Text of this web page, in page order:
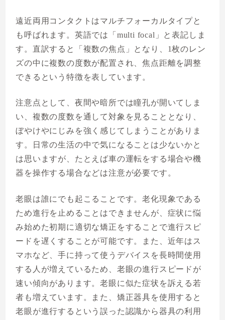
遠近両用コンタクトはマルチフォーカルタイプと
も呼ばれます。英語では「multi focal」と表記しま
す。直訳すると「複数の焦点」となり、1枚のレン
ズの中に複数の度数が配置され、焦点距離を調整
できるという特徴を表しています。
注意点として、夜間や暗所では瞳孔が開いてしま
い、複数の度数を通して対象を見ることとなり、
ぼやけやにじみを強く感じてしまうことがありま
す。日常の生活の中で気になることは少ないかと
は思いますが、たとえば車の運転をする場合や機
器を操作する場合などは注意が必要です。
老眼は誰にでも起こることです。老化現象である
ため進行を止めることはできませんが、症状に悩
み始めた初期に適切な矯正をすることで進行スピ
ードを遅くすることが可能です。また、近年はス
マホなど、手に持って使うデバイスを長時間使用
する人が増えているため、老眼の進行スピードが
速い傾向があります。老眼に似た症状を訴える若
者も増えています。また、矯正器具を使用すると
老眼が進行するという誤った認識から器具の利用